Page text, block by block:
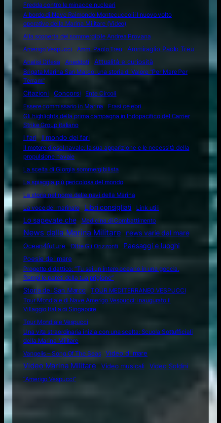
Fredda contro le minacce nucleari
A bordo di Nave Raimondo Montecuccoli il nuovo volto
operativo della Marina Militare (Video)
Alla scoperta del sommergibile Andrea Provana
Amerigo Vespucci
Amm. Paolo Treu
Ammiraglio Paolo Treu
Analisi Difesa
Aneddoti Attualità e curiosità
Brigata Marina San Marco: una storia di Valore "Per Mare Per
Terram"
Citazioni
Concorsi
Ente Circoli
Essere commissario in Marina
Frasi celebri
Gli highlights della prima campagna in Indopacifico del Carrier
Strike Group italiano
I fari
Il mondo dei fari
Il motore diesel navale: la sua apparizione e le necessità della
propulsione navale
La scelta di Giorgia sommergibilista
La spiaggia più pericolosa del mondo
La storia nel nome delle navi della Marina
La voce del marinaio
Libri consigliati Link utili
Lo sapevate che Medicina di Combattimento
News dalla Marina Militare
news varie dal mare
Ocean4future
Oltre Gli Orizzonti
Paesaggi e luoghi
Poesie del mare
Progetto didattico: “Tu sei un intero oceano in una goccia.
Rompi le pareti della tua prigione”
Storia del San Marco
TOUR MEDITERRANEO VESPUCCI
Tour Mondiale di Nave Amerigo Vespucci: inaugurato il
Villaggio Italia di Singapore
Tour Mondiale Vespucci
Una vita straordinaria inizia con una scelta: Scuola Sottufficiali
della Marina Militare
Vangelis – Song Of The Seas
Video di mare
Video Marina Militare Video musicali
Video Soldini
“Amerigo Vespucci”